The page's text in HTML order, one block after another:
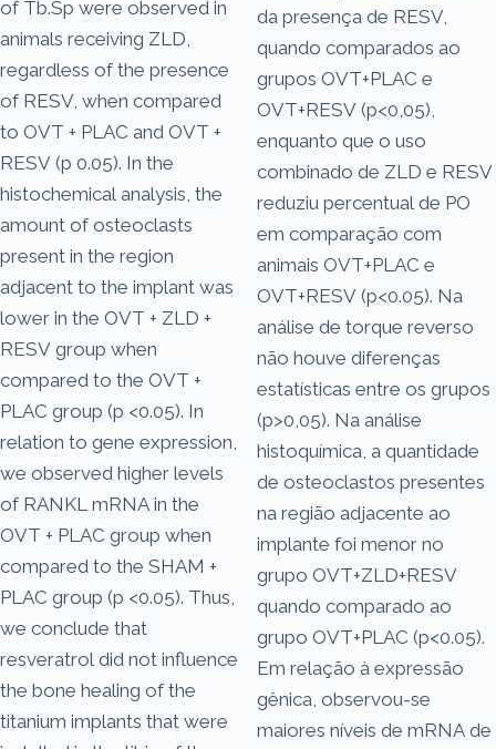
of Tb.Sp were observed in
animals receiving ZLD,
regardless of the presence
of RESV, when compared
to OVT + PLAC and OVT +
RESV (p 0.05). In the
histochemical analysis, the
amount of osteoclasts
present in the region
adjacent to the implant was
lower in the OVT + ZLD +
RESV group when
compared to the OVT +
PLAC group (p <0.05). In
relation to gene expression,
we observed higher levels
of RANKL mRNA in the
OVT + PLAC group when
compared to the SHAM +
PLAC group (p <0.05). Thus,
we conclude that
resveratrol did not influence
the bone healing of the
titanium implants that were
da presença de RESV,
quando comparados ao
grupos OVT+PLAC e
OVT+RESV (p<0,05),
enquanto que o uso
combinado de ZLD e RESV
reduziu percentual de PO
em comparação com
animais OVT+PLAC e
OVT+RESV (p<0.05). Na
análise de torque reverso
não houve diferenças
estatísticas entre os grupos
(p>0,05). Na análise
histoquímica, a quantidade
de osteoclastos presentes
na região adjacente ao
implante foi menor no
grupo OVT+ZLD+RESV
quando comparado ao
grupo OVT+PLAC (p<0.05).
Em relação à expressão
gênica, observou-se
maiores níveis de mRNA de